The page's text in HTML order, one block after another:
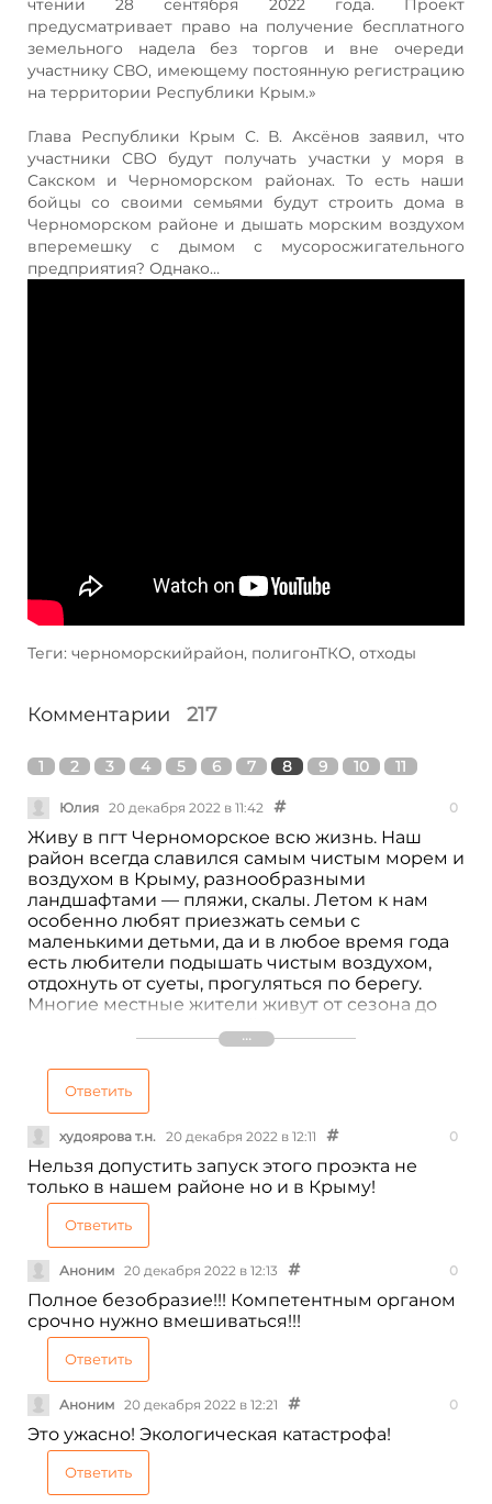
предусматривает право на получение бесплатного
земельного надела без торгов и вне очереди
участнику СВО, имеющему постоянную регистрацию
на территории Республики Крым.»
Глава Республики Крым С. В. Аксёнов заявил, что
участники СВО будут получать участки у моря в
Сакском и Черноморском районах. То есть наши
бойцы со своими семьями будут строить дома в
Черноморском районе и дышать морским воздухом
вперемешку с дымом с мусоросжигательного
предприятия? Однако…
Теги: черноморскийрайон, полигонТКО, отходы
Комментарии 217
1 2 3 4 5 6 7 8 9 10 11
Юлия 20 декабря 2022 в 11:42 0
Живу в пгт Черноморское всю жизнь. Наш
район всегда славился самым чистым морем и
воздухом в Крыму, разнообразными
ландшафтами — пляжи, скалы. Летом к нам
особенно любят приезжать семьи с
маленькими детьми, да и в любое время года
есть любители подышать чистым воздухом,
отдохнуть от суеты, прогуляться по берегу.
Многие местные жители живут от сезона до
своих пансионатах и другом частном жилье.
Сейчас и так непростая ситуация в мире,
местным властям наоборот бы, поддерживать
своих жителей, принимать какие-то меры по
привлечению все большего количества
гостей в Черноморский район. Но никак не
разрешением строить мусоросжигательный
завод. Поселок и окружающие его села просто
медленно будет умирать — от снижения
количества отдыхающих, и от роста легочных и
онокологических заболеваний у местного
населения... наплевательское отношение, как
будто власти сами здесь долго жить не
планируют
Ответить
худоярова т.н. 20 декабря 2022 в 12:11 0
Нельзя допустить запуск этого проэкта не
только в нашем районе но и в Крыму!
Ответить
Аноним 20 декабря 2022 в 12:13 0
Полное безобразие!!! Компетентным органом
срочно нужно вмешиваться!!!
Ответить
Аноним 20 декабря 2022 в 12:21 0
Это ужасно! Экологическая катастрофа!
Ответить